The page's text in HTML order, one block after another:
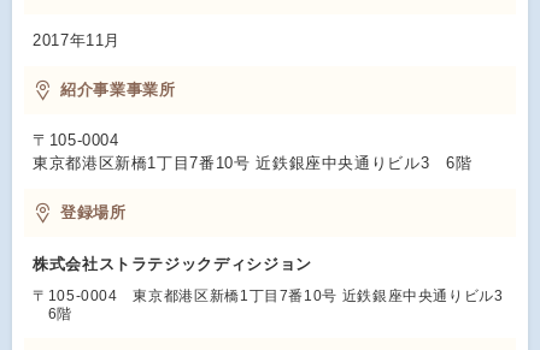
2017年11月
紹介事業事業所
〒105-0004
東京都港区新橋1丁目7番10号 近鉄銀座中央通りビル3 6階
登録場所
株式会社ストラテジックディシジョン
〒105-0004 東京都港区新橋1丁目7番10号 近鉄銀座中央通りビル3
6階